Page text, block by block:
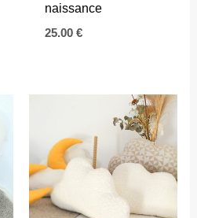
naissance
25.00 €